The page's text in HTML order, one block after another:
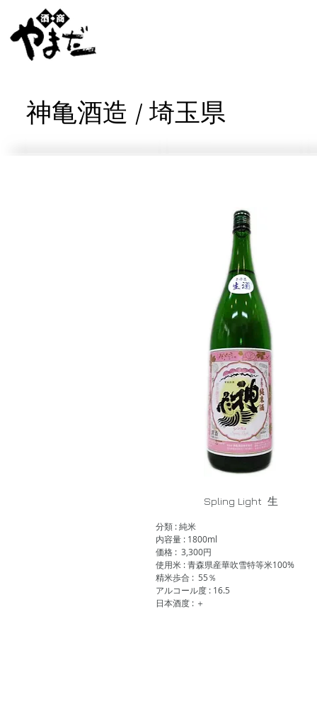
神亀酒造 / 埼玉県
Spling Light 生
分類 : 純米
内容量 : 1800ml
価格 : 3,300円
使用米 : 青森県産華吹雪特等米100%
精米歩合 : 55％
アルコール度 : 16.5
日本酒度 : ＋